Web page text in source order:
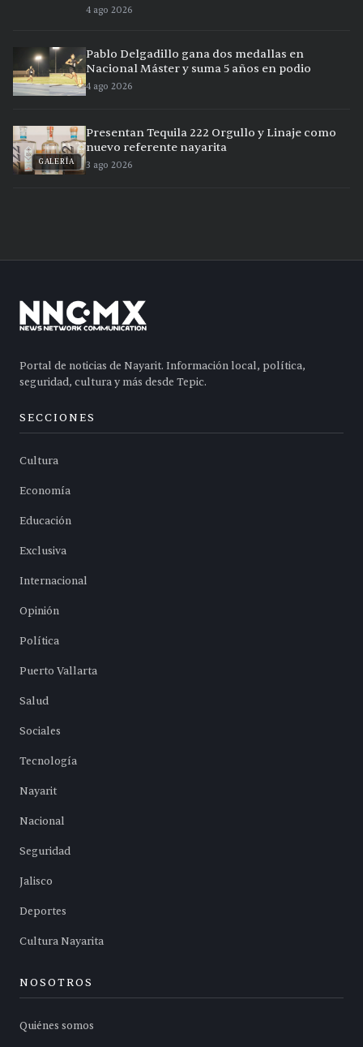
4 ago 2026
Pablo Delgadillo gana dos medallas en
Nacional Máster y suma 5 años en podio
4 ago 2026
GALERÍA
Presentan Tequila 222 Orgullo y Linaje como
nuevo referente nayarita
3 ago 2026
Portal de noticias de Nayarit. Información local, política,
seguridad, cultura y más desde Tepic.
SECCIONES
Cultura
Economía
Educación
Exclusiva
Internacional
Opinión
Política
Puerto Vallarta
Salud
Sociales
Tecnología
Nayarit
Nacional
Seguridad
Jalisco
Deportes
Cultura Nayarita
NOSOTROS
Quiénes somos